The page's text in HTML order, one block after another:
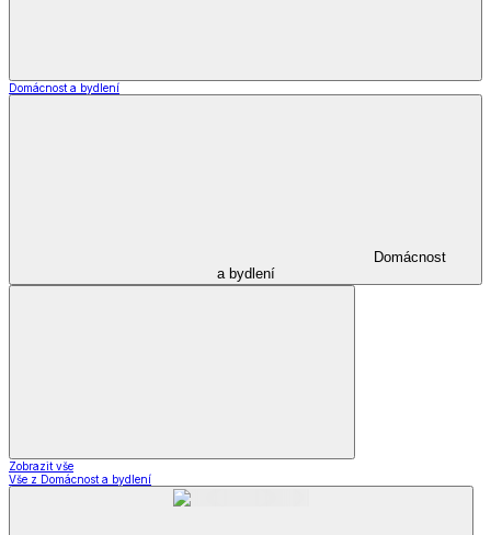
Domácnost a bydlení
Domácnost
a bydlení
Zobrazit vše
Vše z Domácnost a bydlení